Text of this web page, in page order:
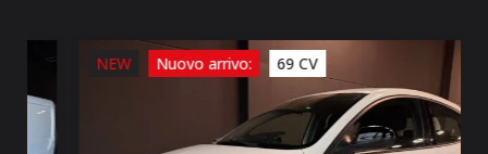
NEW Nuovo arrivo: 69 CV